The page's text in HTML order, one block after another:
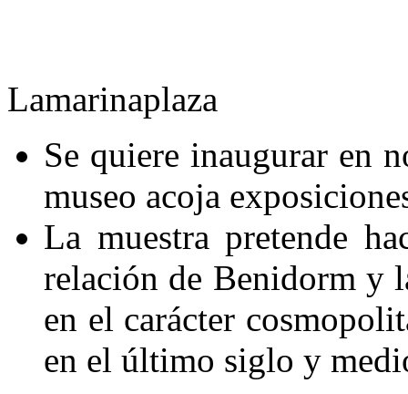
Lamarinaplaza
Se quiere inaugurar en
museo acoja
La muestra pretende
relación de Benidorm y
en el carácter
en el último siglo y